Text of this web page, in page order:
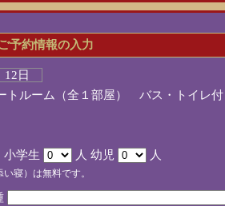
予約情報の入力
12日
トルーム（全１部屋） バス・トイレ
学生 人 幼児 人
寝）は無料です。